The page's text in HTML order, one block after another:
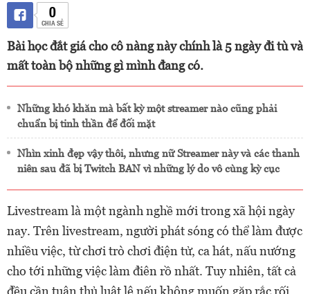
0
CHIA SẺ
Bài học đắt giá cho cô nàng này chính là 5 ngày đi tù và
mất toàn bộ những gì mình đang có.
Những khó khăn mà bất kỳ một streamer nào cũng phải
chuẩn bị tinh thần để đối mặt
Nhìn xinh đẹp vậy thôi, nhưng nữ Streamer này và các thanh
niên sau đã bị Twitch BAN vì những lý do vô cùng kỳ cục
Livestream là một ngành nghề mới trong xã hội ngày
nay. Trên livestream, người phát sóng có thể làm được
nhiều việc, từ chơi trò chơi điện tử, ca hát, nấu nướng
cho tới những việc làm điên rồ nhất. Tuy nhiên, tất cả
đều cần tuân thủ luật lệ nếu không muốn gặp rắc rối